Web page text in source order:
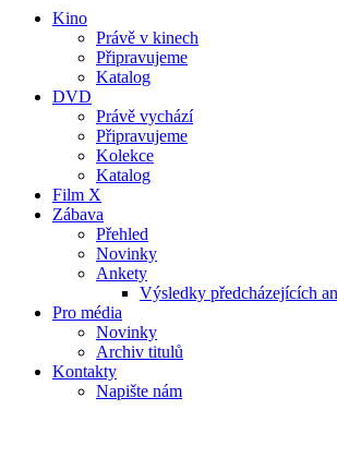
Kino
Právě v kinech
Připravujeme
Katalog
DVD
Právě vychází
Připravujeme
Kolekce
Katalog
Film X
Zábava
Přehled
Novinky
Ankety
Výsledky předcházejících
Pro média
Novinky
Archiv titulů
Kontakty
Napište nám